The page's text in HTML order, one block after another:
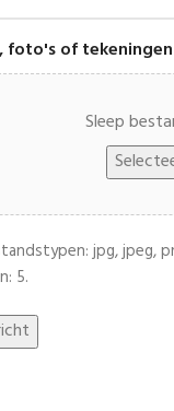
foto's of tekeningen
Sleep
jpg, jpeg,
5.